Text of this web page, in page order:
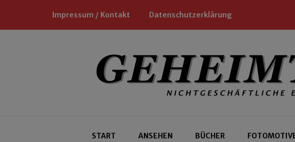
Impressum / Kontakt Datenschutzerklärung
Geheimtipp
START ANSEHEN BÜCHER